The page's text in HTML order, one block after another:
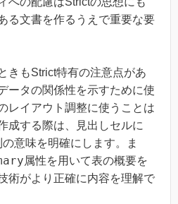
る文書を作るうえで重要な要
きもStrict特有の注意点があ
ータの関係性を示すために使
レイアウト調整に使うことは
成する際は、見出しセルに
意味を明確にします。ま
属性を用いて表の概要を
術がより正確に内容を理解で